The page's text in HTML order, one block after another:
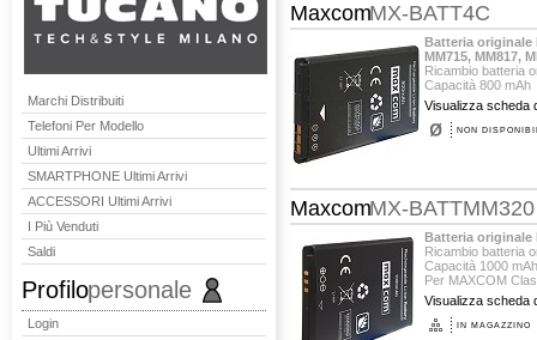
Marchi Distribuiti
Telefoni Per Modello
Ultimi Arrivi
SMARTPHONE Ultimi Arrivi
ACCESSORI Ultimi Arrivi
I Più Venduti
Saldi
Profilopersonale
Login
MaxcomMX-BATT4C
Batteria originale
MM715, MM817,
Ricambio batteria
Capacità 800 mAh
Per Maxcom
Visualizza scheda
NON
MaxcomMX-BATTMM320
Batteria originale
Ricambio batteria
Capacità 1000 mAh
Per MAXCOM
Visualizza scheda
IN MAGAZZINO